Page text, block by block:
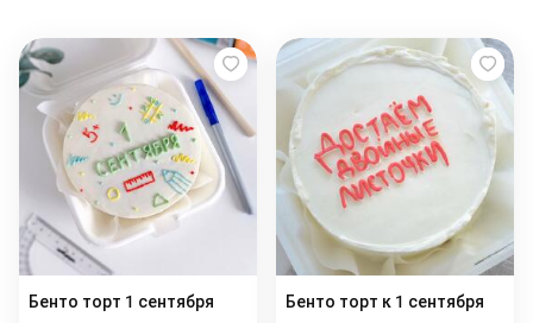
Бенто торт 1 сентября Бенто торт к 1 сентября